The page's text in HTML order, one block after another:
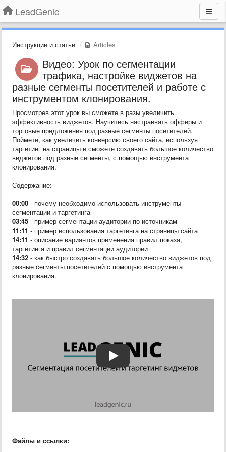
LeadGenic
Инструкции и статьи Articles
Видео: Урок по сегментации
трафика, настройке виджетов на
разные сегменты посетителей и работе с
инструментом клонирования.
Просмотрев этот урок вы сможете в разы увеличить
эффективность виджетов. Научитесь настраивать офферы и
торговые предложения под разные сегменты посетителей.
Поймете, как увеличить конверсию своего сайта, используя
таргетинг на страницы и сможете создавать большое количество
виджетов под разные сегменты, с помощью инструмента
клонирования.
Содержание:
00:00 - почему необходимо использовать инструменты
сегментации и таргетинга
03:45 - пример сегментации аудитории по источникам
11:11 - пример использования таргетинга на страницы сайта
14:11 - описание вариантов применения правил показа,
таргетинга и правил сегментации аудитории
14:32 - как быстро создавать большое количество виджетов под
разные сегменты посетителей с помощью инструмента
клонирования.
Файлы и ссылки: